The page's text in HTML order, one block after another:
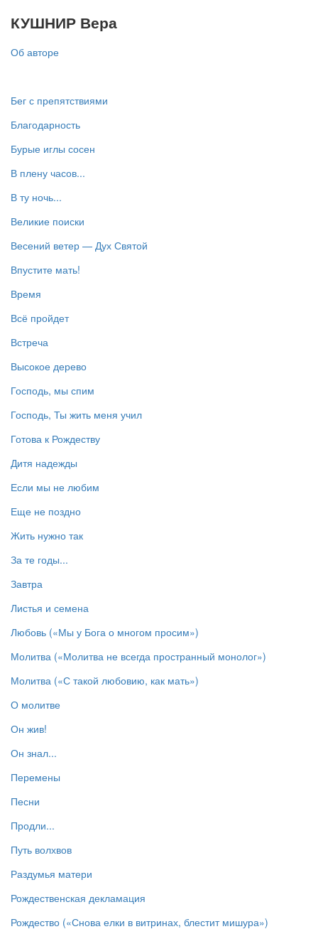
КУШНИР Вера
Об авторе
Бег с препятствиями
Благодарность
Бурые иглы сосен
В плену часов...
В ту ночь...
Великие поиски
Весений ветер — Дух Святой
Впустите мать!
Время
Всё пройдет
Встреча
Высокое дерево
Господь, мы спим
Господь, Ты жить меня учил
Готова к Рождеству
Дитя надежды
Если мы не любим
Еще не поздно
Жить нужно так
За те годы...
Завтра
Листья и семена
Любовь («Мы у Бога о многом просим»)
Молитва («Молитва не всегда пространный монолог»)
Молитва («С такой любовию, как мать»)
О молитве
Он жив!
Он знал...
Перемены
Песни
Продли...
Путь волхвов
Раздумья матери
Рождественская декламация
Рождество («Снова елки в витринах, блестит мишура»)